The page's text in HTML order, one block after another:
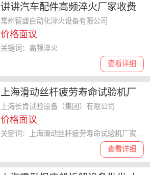
讲讲汽车配件高频淬火厂家收费
情况，合理价格满足你的预算需
求
常州智盛自动化淬火设备有限公司
价格面议
查看详细
关键词：高频淬火
上海滑动丝杆疲劳寿命试验机厂
家 欢迎来电 上海荷效壹科技供应
上海长肯试验设备（集团）有限公司
价格面议
查看详细